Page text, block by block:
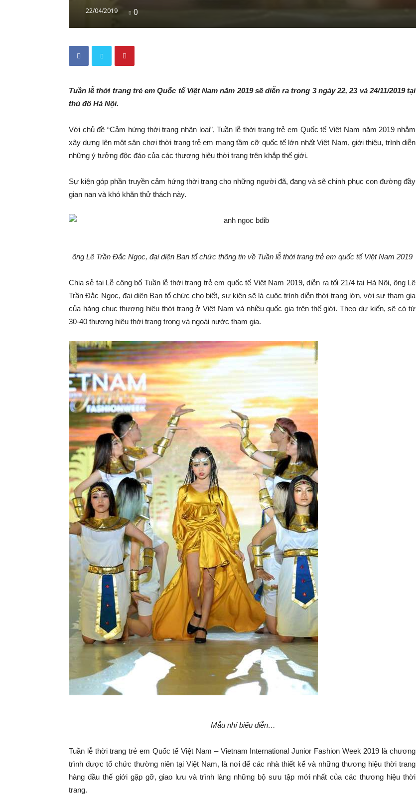
22/04/2019 0
Tuần lễ thời trang trẻ em Quốc tế Việt Nam năm 2019 sẽ diễn ra trong 3 ngày 22, 23 và 24/11/2019 tại
thủ đô Hà Nội.
Với chủ đề “Cảm hứng thời trang nhân loại”, Tuần lễ thời trang trẻ em Quốc tế Việt Nam năm 2019 nhằm
xây dựng lên một sân chơi thời trang trẻ em mang tầm cỡ quốc tế lớn nhất Việt Nam, giới thiệu, trình diễn
những ý tưởng độc đáo của các thương hiệu thời trang trên khắp thế giới.
Sự kiện góp phần truyền cảm hứng thời trang cho những người đã, đang và sẽ chinh phục con đường đầy
gian nan và khó khăn thử thách này.
ông Lê Trần Đắc Ngọc, đại diện Ban tổ chức thông tin về Tuần lễ thời trang trẻ em quốc tế Việt Nam 2019
Chia sẻ tại Lễ công bố Tuần lễ thời trang trẻ em quốc tế Việt Nam 2019, diễn ra tối 21/4 tại Hà Nội, ông Lê
Trần Đắc Ngọc, đại diện Ban tổ chức cho biết, sự kiện sẽ là cuộc trình diễn thời trang lớn, với sự tham gia
của hàng chục thương hiệu thời trang ở Việt Nam và nhiều quốc gia trên thế giới. Theo dự kiến, sẽ có từ
30-40 thương hiệu thời trang trong và ngoài nước tham gia.
Mẫu nhí biểu diễn…
Tuần lễ thời trang trẻ em Quốc tế Việt Nam – Vietnam International Junior Fashion Week 2019 là chương
trình được tổ chức thường niên tại Việt Nam, là nơi để các nhà thiết kế và những thương hiệu thời trang
hàng đầu thế giới gặp gỡ, giao lưu và trình làng những bộ sưu tập mới nhất của các thương hiệu thời
trang.